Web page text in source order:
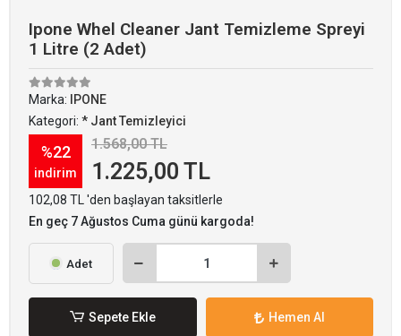
Ipone Whel Cleaner Jant Temizleme Spreyi
1 Litre (2 Adet)
Marka:
IPONE
Kategori: * Jant Temizleyici
%22
indirim
1.568,00 TL
1.225,00 TL
102,08 TL 'den başlayan taksitlerle
En geç 7 Ağustos Cuma günü kargoda!
Adet
Sepete Ekle Hemen Al